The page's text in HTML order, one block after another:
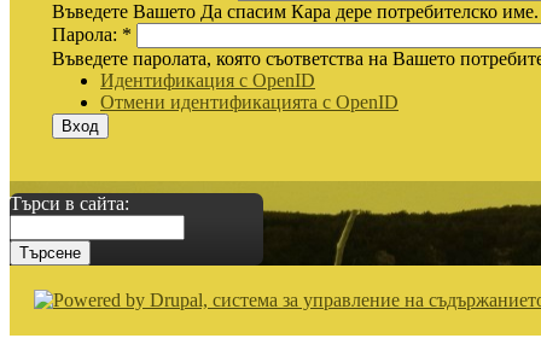
Въведете Вашето Да спасим Кара дере потребителско име.
Парола: *
Въведете паролата, която съответства на Вашето
Идентификация с OpenID
Отмени идентификацията с OpenID
Търси в сайта: